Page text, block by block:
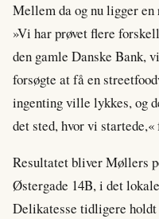
Mellem da og nu ligger
»Vi har prøvet flere
den gamle Danske Bank,
forsøgte at få en
ingenting ville lykkes, og
det sted, hvor vi
Resultatet bliver Møllers
Østergade 14B, i det
Delikatesse tidligere